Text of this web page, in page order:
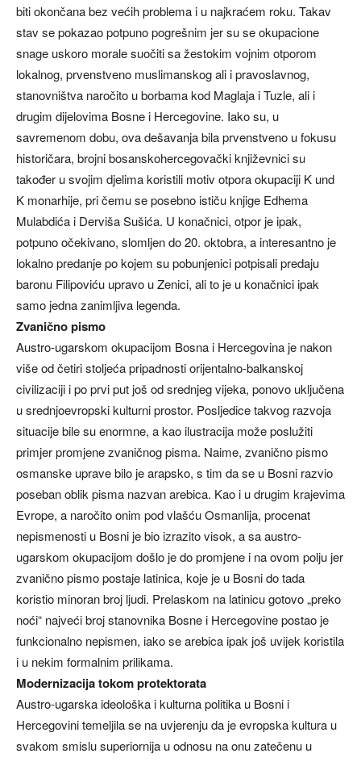
biti okončana bez većih problema i u najkraćem roku. Takav
stav se pokazao potpuno pogrešnim jer su se okupacione
snage uskoro morale suočiti sa žestokim vojnim otporom
lokalnog, prvenstveno muslimanskog ali i pravoslavnog,
stanovništva naročito u borbama kod Maglaja i Tuzle, ali i
drugim dijelovima Bosne i Hercegovine. Iako su, u
savremenom dobu, ova dešavanja bila prvenstveno u fokusu
historičara, brojni bosanskohercegovački književnici su
također u svojim djelima koristili motiv otpora okupaciji K und
K monarhije, pri čemu se posebno ističu knjige Edhema
Mulabdića i Derviša Sušića. U konačnici, otpor je ipak,
potpuno očekivano, slomljen do 20. oktobra, a interesantno je
lokalno predanje po kojem su pobunjenici potpisali predaju
baronu Filipoviću upravo u Zenici, ali to je u konačnici ipak
samo jedna zanimljiva legenda.
Zvanično pismo
Austro-ugarskom okupacijom Bosna i Hercegovina je nakon
više od četiri stoljeća pripadnosti orijentalno-balkanskoj
civilizaciji i po prvi put još od srednjeg vijeka, ponovo uključena
u srednjoevropski kulturni prostor. Posljedice takvog razvoja
situacije bile su enormne, a kao ilustracija može poslužiti
primjer promjene zvaničnog pisma. Naime, zvanično pismo
osmanske uprave bilo je arapsko, s tim da se u Bosni razvio
poseban oblik pisma nazvan arebica. Kao i u drugim krajevima
Evrope, a naročito onim pod vlašću Osmanlija, procenat
nepismenosti u Bosni je bio izrazito visok, a sa austro-
ugarskom okupacijom došlo je do promjene i na ovom polju jer
zvanično pismo postaje latinica, koje je u Bosni do tada
koristio minoran broj ljudi. Prelaskom na latinicu gotovo „preko
noći“ najveći broj stanovnika Bosne i Hercegovine postao je
funkcionalno nepismen, iako se arebica ipak još uvijek koristila
i u nekim formalnim prilikama.
Modernizacija tokom protektorata
Austro-ugarska ideološka i kulturna politika u Bosni i
Hercegovini temeljila se na uvjerenju da je evropska kultura u
svakom smislu superiornija u odnosu na onu zatečenu u